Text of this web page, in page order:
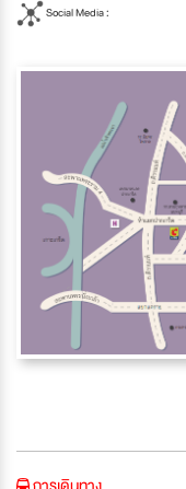
Social Media :